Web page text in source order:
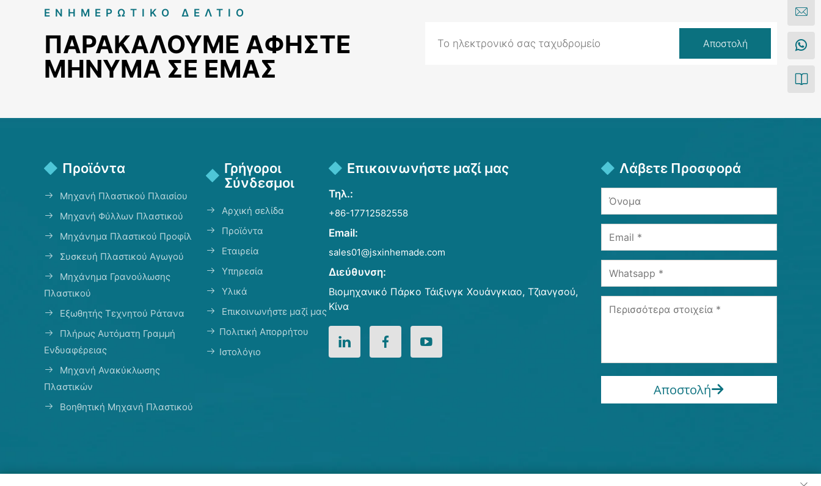
ΕΝΗΜΕΡΩΤΙΚΌ ΔΕΛΤΊΟ
ΠΑΡΑΚΑΛΟΎΜΕ ΑΦΉΣΤΕ
ΜΉΝΥΜΑ ΣΕ ΕΜΆΣ
Προϊόντα
Μηχανή Πλαστικού Πλαισίου
Μηχανή Φύλλων Πλαστικού
Μηχάνημα Πλαστικού Προφίλ
Συσκευή Πλαστικού Αγωγού
Μηχάνημα Γρανούλωσης
Πλαστικού
Εξωθητής Τεχνητού Ράτανα
Πλήρως Αυτόματη Γραμμή
Ενδυαφέρειας
Μηχανή Ανακύκλωσης
Πλαστικών
Βοηθητική Μηχανή Πλαστικού
Γρήγοροι
Σύνδεσμοι
Αρχική σελίδα
Προϊόντα
Εταιρεία
Υπηρεσία
Υλικά
Επικοινωνήστε μαζί μας
Πολιτική Απορρήτου
Ιστολόγιο
Επικοινωνήστε μαζί μας
Τηλ.:
+86-17712582558
Email:
sales01@jsxinhemade.com
Διεύθυνση:
Βιομηχανικό Πάρκο Τάιξινγκ Χουάνγκιαο, Τζιανγσού,
Κίνα
Λάβετε Προσφορά
Αποστολή